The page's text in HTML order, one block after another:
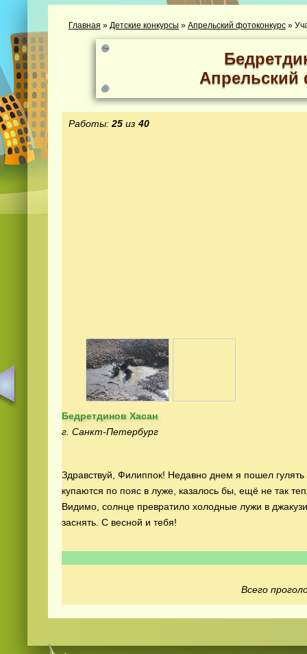
Главная » Детские конкурсы » Апрельский фотоконкурс »
Апрельский
Работы: 25 из 40
Бедретдинов Хасан
г. Санкт-Петербург
Здравствуй, Филиппок! Недавно днем я пошел гулять
купаются по пояс в луже, казалось бы, ещё не так
Видимо, солнце превратило холодные лужи в
заснять. С весной и тебя!
Всего